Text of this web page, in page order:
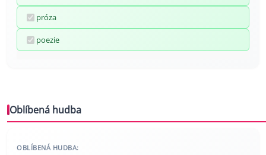
próza
poezie
Oblíbená hudba
OBLÍBENÁ HUDBA: